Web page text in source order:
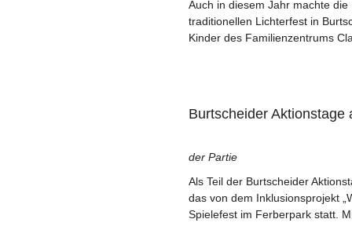
Auch in diesem Jahr machte die
traditionellen Lichterfest in
Kinder des Familienzentrums
Burtscheider Aktionstage
der Partie
Als Teil der Burtscheider
das von dem Inklusionsprojekt
Spielefest im Ferberpark statt.